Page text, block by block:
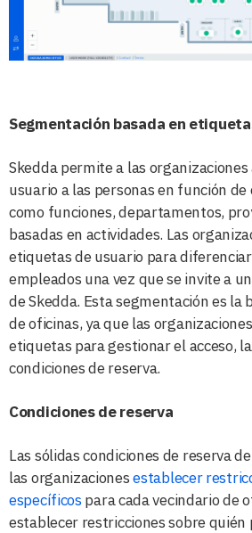
Segmentación basada en
Skedda permite a las
usuario a las personas en función
como funciones, departamentos,
basadas en actividades. Las
etiquetas de usuario para
empleados una vez que se invite a
de Skedda. Esta segmentación es la
de oficinas, ya que las
etiquetas para gestionar el acceso,
condiciones de reserva.
Condiciones de reserva
Las sólidas condiciones de reserva
las organizacionesestablecer
específicospara cada vecindario de
establecer restricciones sobre quién